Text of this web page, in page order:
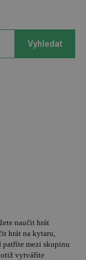
Vyhledat
naučit hrát
hrát na kytaru,
patříte mezi skupinu
vytváříte